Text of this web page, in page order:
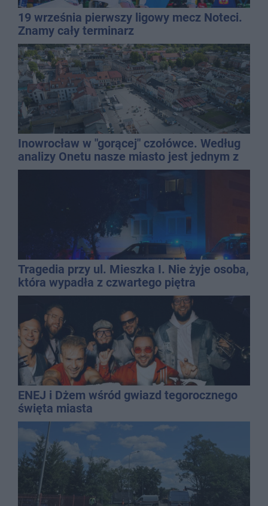
19 września pierwszy ligowy mecz Noteci.
Znamy cały terminarz
Inowrocław w "gorącej" czołówce. Według
analizy Onetu nasze miasto jest jednym z
najbardziej narażonych na upały
Tragedia przy ul. Mieszka I. Nie żyje osoba,
która wypadła z czwartego piętra
ENEJ i Dżem wśród gwiazd tegorocznego
święta miasta